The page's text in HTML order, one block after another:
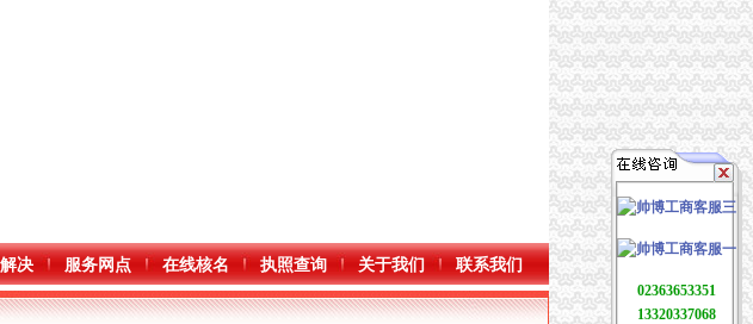
决 服务网点 在线核名 执照查询 关于我们 联系我们
02363653351
13320337068